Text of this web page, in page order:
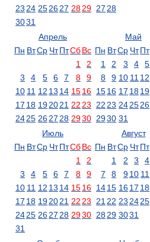
23 24 252627 2829
3031
27 28
Апрель
Пн ВтСр ЧтПтСбВс
1
2
3
4 5 6 7 8
9
10 11 12 13 14 1516
17 18 192021 22 23
2425 2627 28 2930
Май
Пн ВтСр ЧтПт
1
2 3 4 5
8
9 10 11 12
1516 17 1819
22 23 242526
2930 31
Июль
Пн ВтСр ЧтПтСбВс
1
2
3
4 5 6 7 8
9
10 11 12 13 14 1516
17 18 192021 22 23
2425 2627 28 2930
31
Август
Пн ВтСр ЧтПт
1
2 3 4
7
8 910 11
1415 1617 18
21 22 23 2425
2829 3031